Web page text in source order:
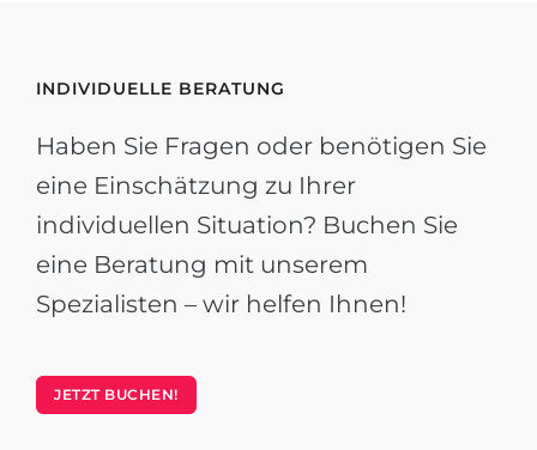
INDIVIDUELLE BERATUNG
Haben Sie Fragen oder benötigen Sie
eine Einschätzung zu Ihrer
individuellen Situation? Buchen Sie
eine Beratung mit unserem
Spezialisten – wir helfen Ihnen!
JETZT BUCHEN!